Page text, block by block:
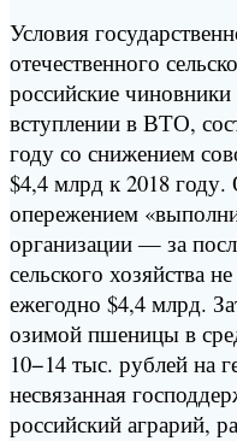
Условия
отечественного
российские
вступлении в ВТО,
году со снижением
$4,4 млрд к 2018
опережением
организации — за
сельского хозяйства
ежегодно $4,4 млрд.
озимой пшеницы в
10−14 тыс. рублей на
несвязанная
российский аграрий,